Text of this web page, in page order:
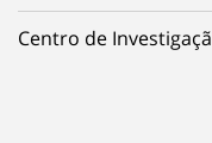
Centro de